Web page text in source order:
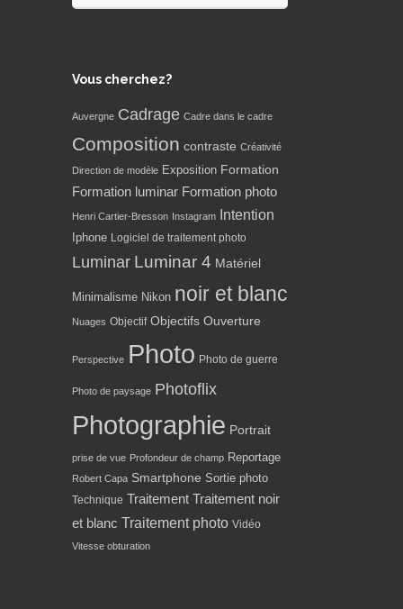
Vous cherchez?
Auvergne Cadrage Cadre dans le cadre
Composition contraste Créativité
Direction de modèle Exposition Formation
Formation luminar Formation photo
Henri Cartier-Bresson Instagram Intention
Iphone Logiciel de traitement photo
Luminar Luminar 4 Matériel
Minimalisme Nikon noir et blanc
Nuages Objectif Objectifs Ouverture
Perspective Photo Photo de guerre
Photo de paysage Photoflix
Photographie Portrait
prise de vue Profondeur de champ Reportage
Robert Capa Smartphone Sortie photo
Technique Traitement Traitement noir
et blanc Traitement photo Vidéo
Vitesse obturation